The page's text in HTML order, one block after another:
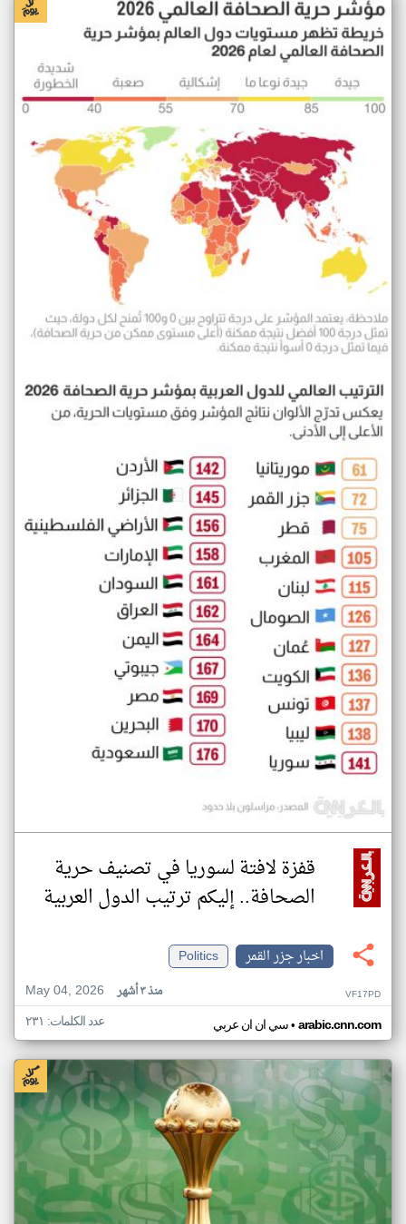
قفزة لافتة لسوريا في تصنيف حرية
الصحافة.. إليكم ترتيب الدول العربية
اخبار جزر القمر
Politics
May 04, 2026
منذ ٣ أشهر VF17PD
سي ان ان عربي• arabic.cnn.com عدد الكلمات: ٢٣١